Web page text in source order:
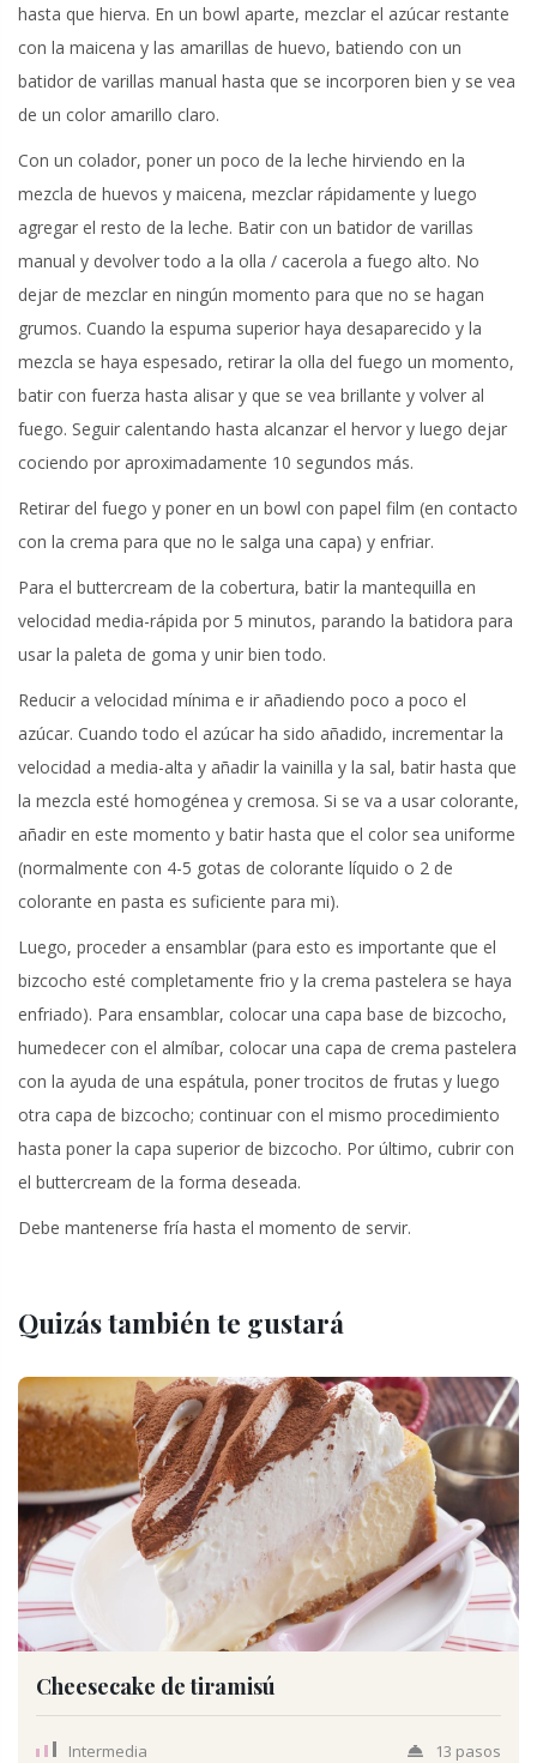
hasta que hierva. En un bowl aparte, mezclar el azúcar restante
con la maicena y las amarillas de huevo, batiendo con un
batidor de varillas manual hasta que se incorporen bien y se vea
de un color amarillo claro.
Con un colador, poner un poco de la leche hirviendo en la
mezcla de huevos y maicena, mezclar rápidamente y luego
agregar el resto de la leche. Batir con un batidor de varillas
manual y devolver todo a la olla / cacerola a fuego alto. No
dejar de mezclar en ningún momento para que no se hagan
grumos. Cuando la espuma superior haya desaparecido y la
mezcla se haya espesado, retirar la olla del fuego un momento,
batir con fuerza hasta alisar y que se vea brillante y volver al
fuego. Seguir calentando hasta alcanzar el hervor y luego dejar
cociendo por aproximadamente 10 segundos más.
Retirar del fuego y poner en un bowl con papel film (en contacto
con la crema para que no le salga una capa) y enfriar.
Para el buttercream de la cobertura, batir la mantequilla en
velocidad media-rápida por 5 minutos, parando la batidora para
usar la paleta de goma y unir bien todo.
Reducir a velocidad mínima e ir añadiendo poco a poco el
azúcar. Cuando todo el azúcar ha sido añadido, incrementar la
velocidad a media-alta y añadir la vainilla y la sal, batir hasta que
la mezcla esté homogénea y cremosa. Si se va a usar colorante,
añadir en este momento y batir hasta que el color sea uniforme
(normalmente con 4-5 gotas de colorante líquido o 2 de
colorante en pasta es suficiente para mi).
Luego, proceder a ensamblar (para esto es importante que el
bizcocho esté completamente frio y la crema pastelera se haya
enfriado). Para ensamblar, colocar una capa base de bizcocho,
humedecer con el almíbar, colocar una capa de crema pastelera
con la ayuda de una espátula, poner trocitos de frutas y luego
otra capa de bizcocho; continuar con el mismo procedimiento
hasta poner la capa superior de bizcocho. Por último, cubrir con
el buttercream de la forma deseada.
Debe mantenerse fría hasta el momento de servir.
Quizás también te gustará
Cheesecake de tiramisú
Intermedia 13 pasos